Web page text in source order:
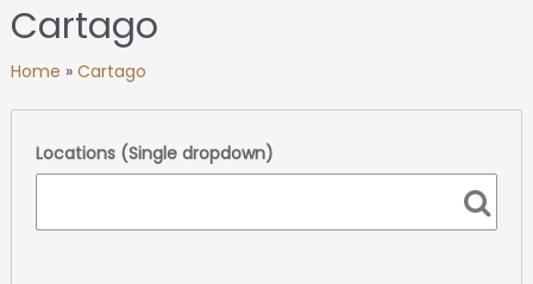
Cartago
Home » Cartago
Locations (Single dropdown)